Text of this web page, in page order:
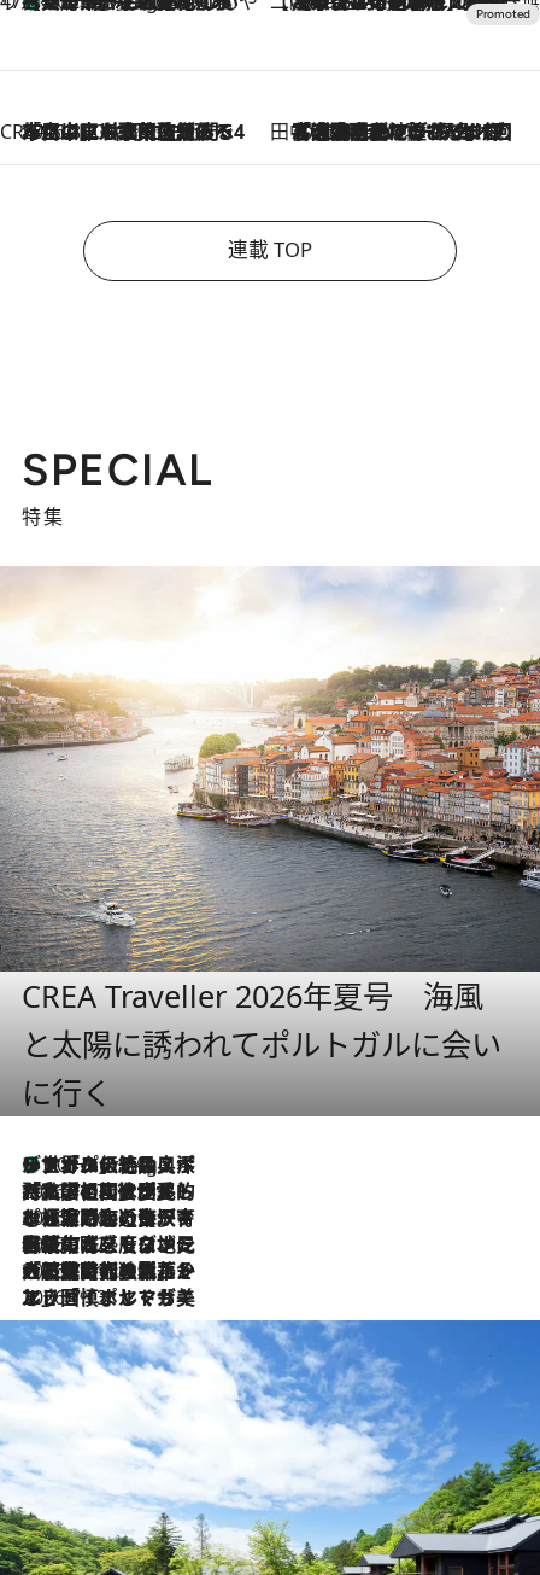
CREA'S CHOICE
2026.8.7
「立川にも歌舞伎があるんだよ」 片岡仁左衛門・市川中車ら豪華座組みで4年目の立川立飛歌舞伎へ 田中稲の勝手に再ブーム
2026.8.7
「湘南乃風に憧れて」観客大盛上がりの“タオル回し”に、ラッパー顔負けの高速歌唱まで…さだまさし（74）のアグレッシブすぎる現在地
連載 TOP
SPECIAL
特集
CREA Traveller 2026年夏号 海風
と太陽に誘われてポルトガルに会い
に行く
10 Hours Ago
リスボンの絶品スイーツ「パステル・デ・ナタ」とは？ポルトガル伝統の奥深い世界へ
2026.7.27
「私の祖国はポルトガル語です」国民的詩人フェルナンド・ペソアと、彼が愛した文学の街を歩く
2026.7.26
ポルトガル近海が育む極上の海の幸。キリリと冷えた白ワインと愉しむ、シーフード専門店の贅沢
2026.7.22
伝統の味をモダンに昇華。高感度な地元客が集う、リスボンの最旬ガストロノミー
2026.7.21
大航海時代の栄華から、震災、独裁、そして革命へ。ポルトガル・首都リスボンの石畳に刻まれた「歴史の光と影」
2026.7.13
エッセイ・ヤマザキマリ「慎ましくも美しき国 ポルトガル」